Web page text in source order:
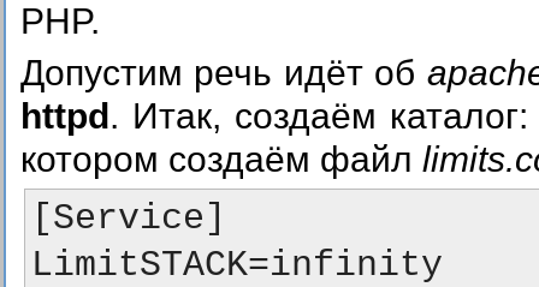
PHP.
Допустим речь идёт об
httpd. Итак, создаём
котором создаём файл
[Service]
LimitSTACK=infinity